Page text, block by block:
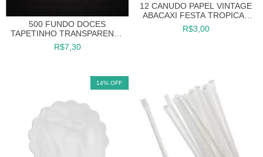
500 FUNDO DOCES
TAPETINHO TRANSPARENTE
PLÁSTICO 8 CM
R$7,30
12 CANUDO PAPEL VINTAGE
ABACAXI FESTA TROPICAL
CANUDINHO
R$3,00
14% OFF